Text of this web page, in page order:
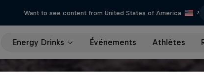
Want to see content from United States of America ?
Energy Drinks Événements Athlètes